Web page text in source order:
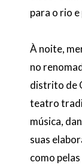
para o rio
À noite,
no
distrito de
teatro
música,
suas
como